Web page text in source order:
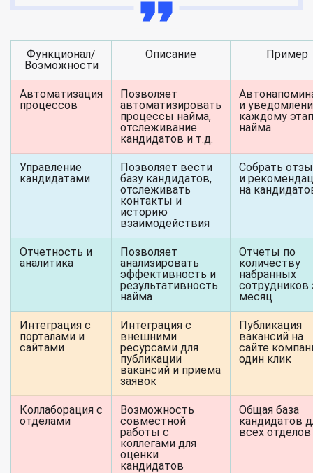
Функционал/
Возможности
Описание Пример
Автоматизация
процессов
Позволяет
автоматизировать
процессы найма,
отслеживание
кандидатов и т.д.
и
каждому
найма
Управление
кандидатами
Позволяет вести
базу кандидатов,
отслеживать
контакты и
историю
взаимодействия
Собрать
и
на
Отчетность и
аналитика
Позволяет
анализировать
эффективность и
результативность
найма
Отчеты по
количеству
набранных
сотрудников
месяц
Интеграция с
порталами и
сайтами
Интеграция с
внешними
ресурсами для
публикации
вакансий и приема
заявок
Публикация
вакансий на
сайте
один клик
Коллаборация с
отделами
Возможность
совместной
работы с
коллегами для
оценки
кандидатов
Общая база
кандидатов
всех отделов